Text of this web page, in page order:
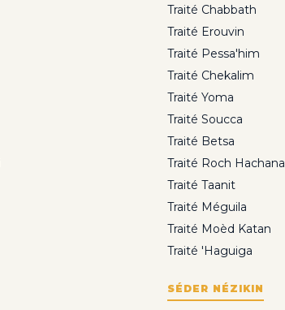
Traité Chabbath
Traité Erouvin
Traité Pessa'him
Traité Chekalim
Traité Yoma
Traité Soucca
Traité Betsa
Traité Roch Hachana
Traité Taanit
Traité Méguila
Traité Moèd Katan
Traité 'Haguiga
SÉDER NÉZIKIN